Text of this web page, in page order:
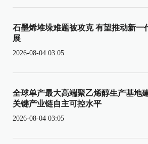
石墨烯堆垛难题被攻克 有望推动新一
展
2026-08-04 03:05
全球单产最大高端聚乙烯醇生产基地
关键产业链自主可控水平
2026-08-04 03:05